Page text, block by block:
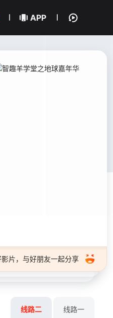
APP
影片，与好朋友一起分享
线路二 线路一